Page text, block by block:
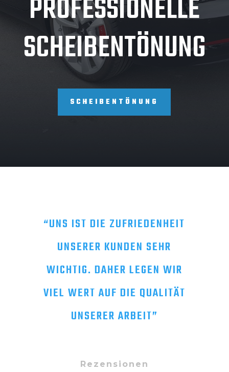
PROFESSIONELLE
SCHEIBENTÖNUNG
SCHEIBENTÖNUNG
“UNS IST DIE ZUFRIEDENHEIT
UNSERER KUNDEN SEHR
WICHTIG. DAHER LEGEN WIR
VIEL WERT AUF DIE QUALITÄT
UNSERER ARBEIT”
Rezensionen